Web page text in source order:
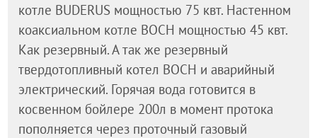
котле BUDERUS мощностью 75 квт. Настенном
коаксиальном котле BOCH мощностью 45 квт.
Как резервный. А так же резервный
твердотопливный котел BOCH и аварийный
электрический. Горячая вода готовится в
косвенном бойлере 200л в момент протока
пополняется через проточный газовый